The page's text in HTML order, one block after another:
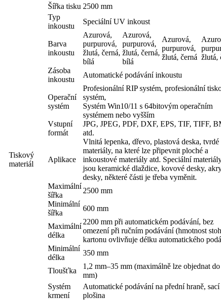
Šířka tisku 2500 mm
Typ
inkoustu
Speciální UV inkoust
Barva
inkoustu
Azurová,
purpurová,
žlutá, černá,
bílá
Azurová,
purpurová,
žlutá, černá,
bílá
Azurová,
purpurová,
žlutá, černá žlutá,
Zásoba
inkoustu
Automatické podávání inkoustu
Operační
systém
Profesionální RIP systém, profesionální
systém,
Systém Win10/11 s 64bitovým operačním
systémem nebo vyšším
Vstupní
formát
JPG, JPEG, PDF, DXF, EPS, TIF, TIFF,
atd.
Tiskový
materiál
Aplikace
Vlnitá lepenka, dřevo, plastová deska, tvrdé
materiály, na které lze připevnit ploché a
inkoustové materiály atd. Speciální
jsou keramické dlaždice, kovové desky,
desky, některé části je třeba vyměnit.
Maximální
šířka
2500 mm
Minimální
šířka
600 mm
Maximální
délka
2200 mm při automatickém podávání, bez
omezení při ručním podávání (hmotnost
kartonu ovlivňuje délku automatického
Minimální
délka
350 mm
Tloušťka
1,2 mm–35 mm (maximálně lze objednat
mm)
Systém
krmení
Automatické podávání na přední hraně, sací
plošina